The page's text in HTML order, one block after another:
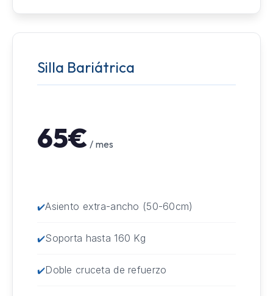
Silla Bariátrica
65€ / mes
Asiento extra-ancho (50-60cm)
Soporta hasta 160 Kg
Doble cruceta de refuerzo